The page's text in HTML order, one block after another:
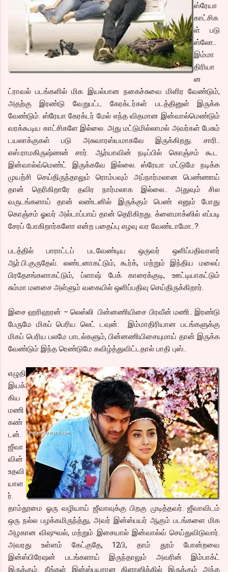
ஸ்ரேயா
காட்சிக
ள் படு
ஸ்லோ..
இம்மா
திரியா
ன
ட்ராவல் படங்களில் மிக இயல்பான நகைச்சுவை மிளிர வேண்டும்,
அதற்கு இரண்டு வேறுபட்ட கேரக்டர்கள் படத்தினுள் இருக்க
வேண்டும். ஸ்ரேயா கேரக்டர் மேல் எந்த விதமான இன்வால்மெண்டும்
வரக்கூடிய காட்சிகளே இல்லை. அது மட்டுமில்லாமல் அவர்கள் பேசும்
டயலாக்குகள் படு அசுவாரஸ்யமாகவே இருக்கிறது. சாரி..
எஸ்.ராமகிருஷ்ணன் சார். ஆர்யாவின் நடிப்பில் கொஞ்சம் கூட
இன்வால்வ்மெண்ட் இருக்கவே இல்லை. ஸ்ரேயா மட்டுமே நடிக்க
முயற்சி செய்திருந்தாலும் ரொம்பவும் அப்நார்மலான பெண்ணாய்
தான் தெரிகிறாரே தவிர நார்மலாக இல்லை.. அதுவும் சில
வருடங்களாய் தான் லண்டனில் இருக்கும் பெண் எனும் போது
கொஞ்சம் ஓவர் அல்டாப்பாய் தான் தெரிகிறது. க்ளைமாக்ஸில் எப்படி
சேரப் போகிறார்களோ என்ற பதைப்பு எழவு வர வேண்டாமோ..?
படத்தில் பாராட்டப் படவேண்டிய ஒருவர் ஒளிப்பதிவாளர்
ஆர்.பி.குருதேவ். லண்டனாகட்டும், கூர்க், மற்றும் இந்திய மலைப்
பிரதேசங்களாகட்டும், ப்ளாஷ் பேக் காரைக்குடி, ஊட்டியாகட்டும்
சும்மா மனசை அள்ளும் வகையில் ஒளிப்பதிவு செய்திருக்கிறார்.
இசை ஹரிஹரன் – லெஸ்லி பின்னணியிசை பிரவீன் மணி.. இரண்டு
பேருமே மிகப் பெரிய லெட் டவுன். இம்மாதிரியான படங்களுக்கு
மிகப் பெரிய பலமே பாடல்களும், பின்னணியிசையுமாய் தான் இருக்க
வேண்டும் இந்த ரெண்டுமே கவிழ்த்துவிட்டதால் பாதி புஸ்..
எழுதி
இயக்
கிய
மணி
கண்
டன்.
ஜீவா
வின்
உதவி
யாள
ர்.
தாம்தூமை ஓரு வழியாய் ஜீவாவுக்கு பிறகு முடித்தவர். ஜீவாவிடம்
ஒரு நல்ல பழக்கமிருந்த்து, அவர் இன்ஸ்பயர் ஆகும் படங்களை மிக
அழகான விஷுவல், மற்றும் இசையால் இன்வால்வ் செய்துவிடுவார்.
அவரது உள்ளம் கேட்குதே, 12பி, தாம் தூம் போன்றவை
இன்ஸ்பிரேஷன் படங்களாய் இருந்தாலும் அவரின் இம்பாக்ட்
இருக்கும். நீங்கள் இன்ஸ்பயரான கிளாஸிக்கில் இருக்கும் அந்த